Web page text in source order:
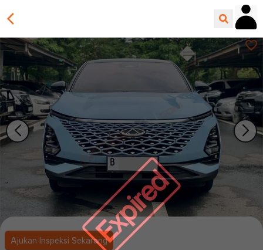
Expired
Ajukan Inspeksi Sekarang